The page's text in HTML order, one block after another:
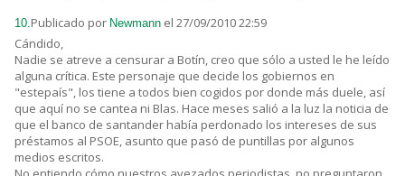
10.Publicado por Newmann el 27/09/2010 22:59
Cándido,
Nadie se atreve a censurar a Botín, creo que sólo a usted le he leído
alguna crítica. Este personaje que decide los gobiernos en
"estepaís", los tiene a todos bien cogidos por donde más duele, así
que aquí no se cantea ni Blas. Hace meses salió a la luz la noticia de
que el banco de santander había perdonado los intereses de sus
préstamos al PSOE, asunto que pasó de puntillas por algunos
medios escritos.